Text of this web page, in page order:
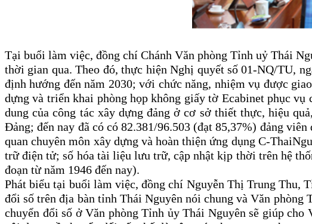
Tại buổi làm việc, đồng chí Chánh Văn phòng Tỉnh uỷ Thái
thời gian qua. Theo đó, thực hiện Nghị quyết số 01-NQ/TU,
định hướng đến năm 2030; với chức năng, nhiệm vụ được giao
dựng và triển khai phòng họp không giấy tờ Ecabinet phục
dung của công tác xây dựng đảng ở cơ sở thiết thực, hiệu
Đảng; đến nay đã có có 82.381/96.503 (đạt 85,37%) đảng
quan chuyên môn xây dựng và hoàn thiện ứng dụng C-
trữ điện tử; số hóa tài liệu lưu trữ, cập nhật kịp thời trên hệ
đoạn từ năm 1946 đến nay).
Phát biểu tại buổi làm việc, đồng chí Nguyễn Thị Trung Thu,
đổi số trên địa bàn tỉnh Thái Nguyên nói chung và Văn
chuyển đổi số ở Văn phòng Tỉnh ủy Thái Nguyên sẽ giúp